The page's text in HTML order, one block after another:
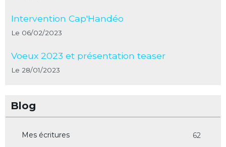
Intervention Cap'Handéo
Le 06/02/2023
Voeux 2023 et présentation teaser
Le 28/01/2023
Blog
Mes écritures 62